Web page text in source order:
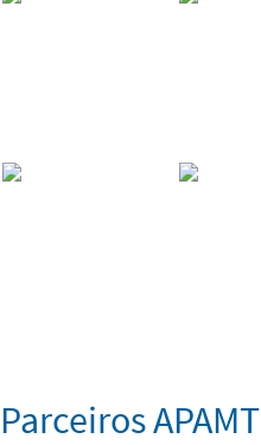
Parceiros APAMT